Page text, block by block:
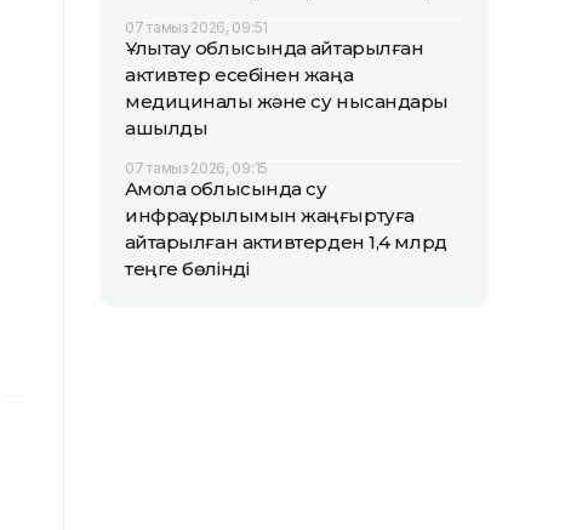
07 тамыз 2026, 09:51
Ұлытау облысында қайтарылған
активтер есебінен жаңа
медициналық және су нысандары
ашылды
07 тамыз 2026, 09:15
Ақмола облысында су
инфрақұрылымын жаңғыртуға
қайтарылған активтерден 1,4 млрд
теңге бөлінді